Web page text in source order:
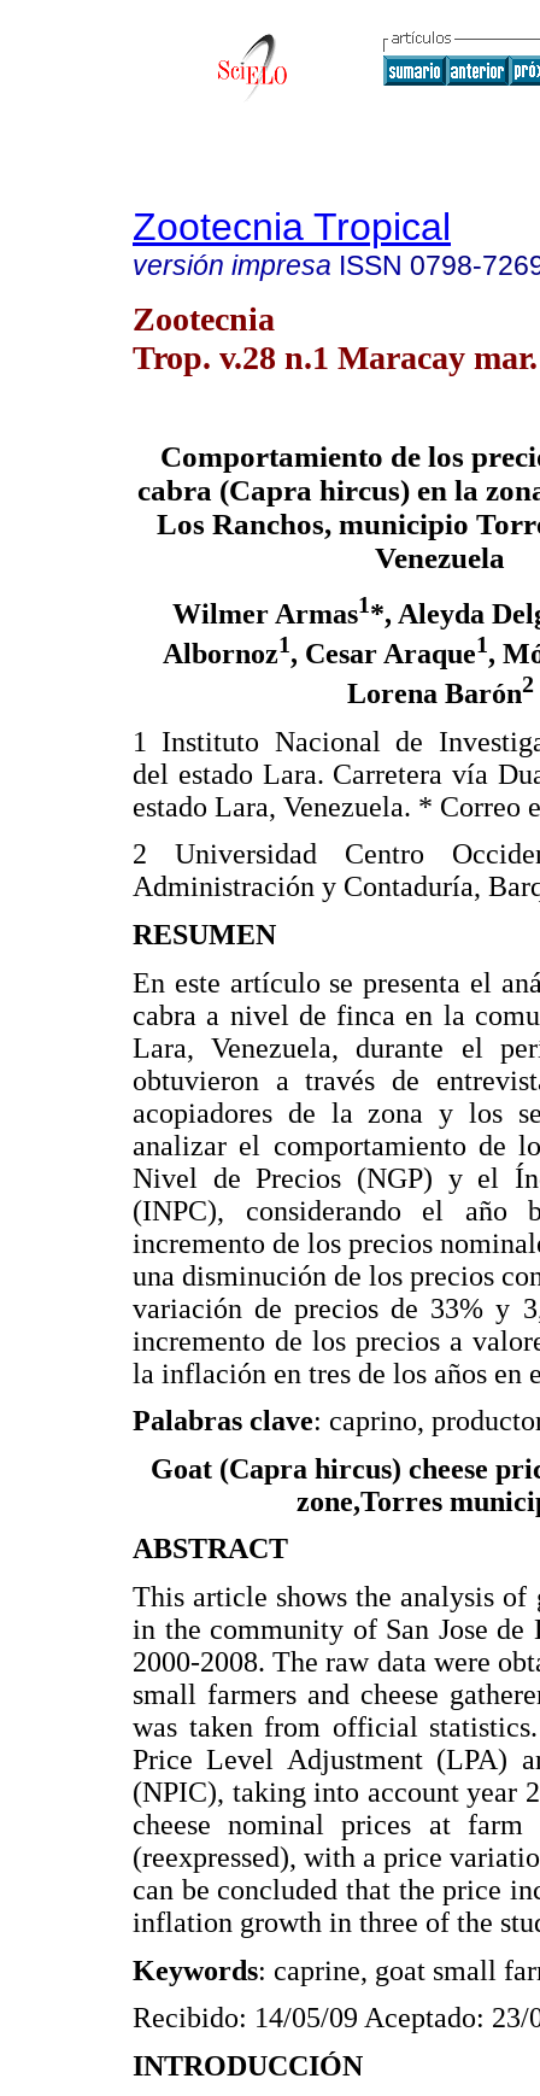
Zootecnia Tropical
versión impresa ISSN 0798-
Zootecnia
Trop. v.28 n.1 Maracay
Comportamiento de los
cabra (Capra hircus) en la
Los Ranchos, municipio
Venezuela
Wilmer Armas1*, Aleyda
Albornoz1, Cesar Araque1,
Lorena Barón2
1 Instituto Nacional de
del estado Lara. Carretera vía
estado Lara, Venezuela. * Correo
2 Universidad Centro
Administración y Contaduría,
RESUMEN
En este artículo se presenta el
cabra a nivel de finca en la
Lara, Venezuela, durante el
obtuvieron a través de
acopiadores de la zona y los
analizar el comportamiento de
Nivel de Precios (NGP) y el
(INPC), considerando el año
incremento de los precios
una disminución de los precios
variación de precios de 33% y
incremento de los precios a
la inflación en tres de los años en
Palabras clave: caprino,
Goat (Capra hircus) cheese
zone,Torres
ABSTRACT
This article shows the analysis
in the community of San Jose de
2000-2008. The raw data were
small farmers and cheese
was taken from official
Price Level Adjustment (LPA)
(NPIC), taking into account year
cheese nominal prices at
(reexpressed), with a price
can be concluded that the price
inflation growth in three of the
Keywords: caprine, goat small
Recibido: 14/05/09 Aceptado: 23/
INTRODUCCIÓN